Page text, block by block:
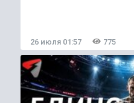
26 июля 01:57 775